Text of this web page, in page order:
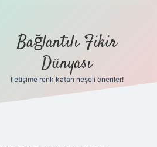
Bağlantılı Fikir
Dünyası
İletişime renk katan neşeli öneriler!